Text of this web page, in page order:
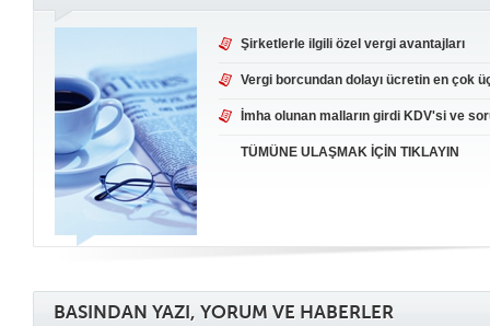
Şirketlerle ilgili özel vergi avantajları
Vergi borcundan dolayı ücretin en çok
İmha olunan malların girdi KDV'si ve
TÜMÜNE ULAŞMAK İÇİN TIKLAYIN
BASINDAN YAZI, YORUM VE HABERLER